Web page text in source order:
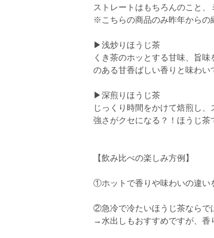
ストレートはもちろんのこと、
※こちらの商品のみ昨年からの
▶浅炒りほうじ茶
くき茶のホッとする甘味、旨
のある甘香ばしい香りと味わい
▶深煎りほうじ茶
じっくり時間をかけて焙煎し
強さがクセになる？！ほうじ茶
【飲み比べの楽しみ方例】
①ホットで香りや味わいの違い
②急冷で冷たいほうじ茶ならで
→水出しもおすすめですが、香